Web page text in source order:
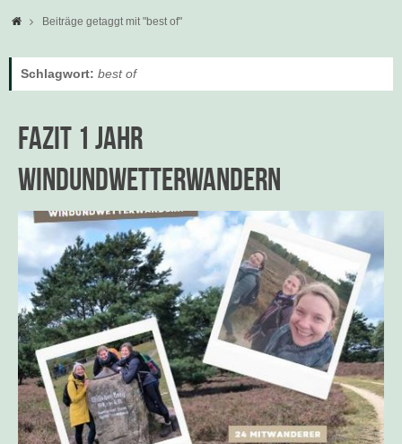
Startseite
Beiträge getaggt mit "best of"
Schlagwort: best of
Fazit 1 Jahr
windundwetterwandern